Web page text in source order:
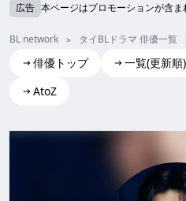
広告 本ページはプロモーションが含ま
BL network タイBLドラマ 俳優一覧
俳優トップ 一覧(更新順)
AtoZ